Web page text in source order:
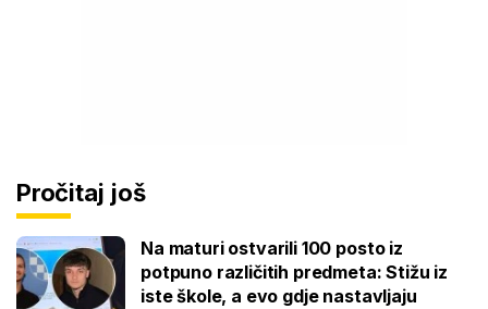
Pročitaj još
Na maturi ostvarili 100 posto iz
potpuno različitih predmeta: Stižu iz
iste škole, a evo gdje nastavljaju